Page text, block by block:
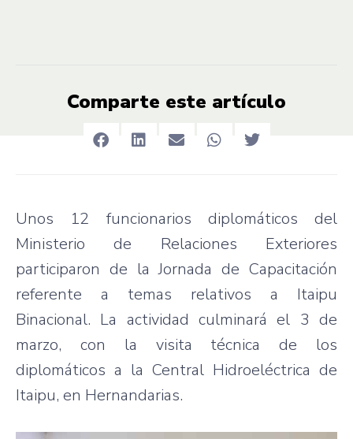
Comparte este artículo
Unos 12 funcionarios diplomáticos del
Ministerio de Relaciones Exteriores
participaron de la Jornada de Capacitación
referente a temas relativos a Itaipu
Binacional. La actividad culminará el 3 de
marzo, con la visita técnica de los
diplomáticos a la Central Hidroeléctrica de
Itaipu, en Hernandarias.